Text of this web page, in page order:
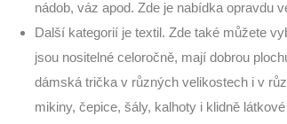
nádob, váz apod. Zde je nabídka opravdu
Další kategorií je textil. Zde také můžete
jsou nositelné celoročně, mají dobrou
dámská trička v různých velikostech i v
mikiny, čepice, šály, kalhoty i klidně